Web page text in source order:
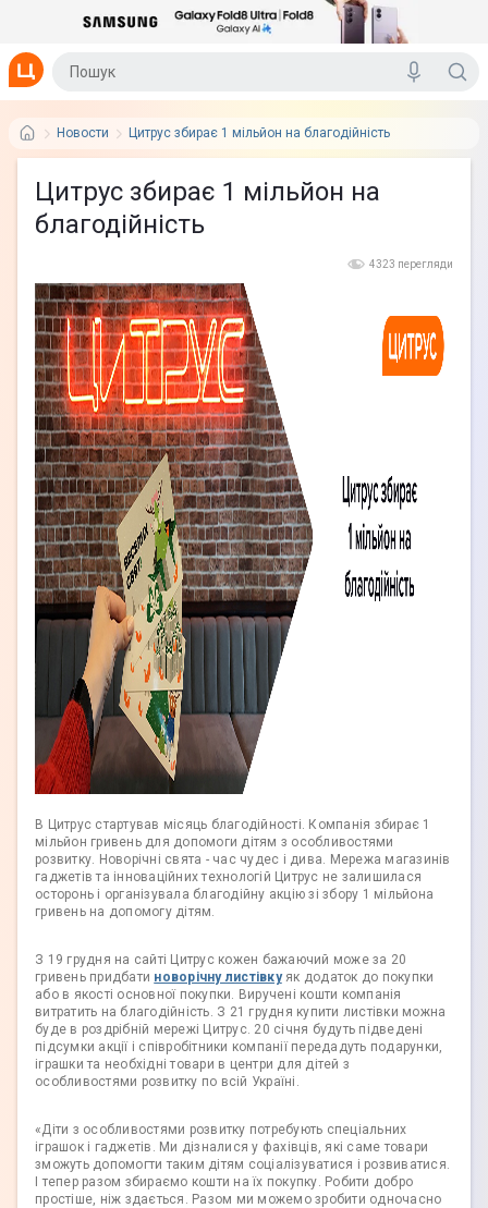
Новости Цитрус збирає 1 мільйон на благодійність
Цитрус збирає 1 мільйон на
благодійність
4323 перегляди
В Цитрус стартував місяць благодійності. Компанія збирає 1
мільйон гривень для допомоги дітям з особливостями
розвитку. Новорічні свята - час чудес і дива. Мережа магазинів
гаджетів та інноваційних технологій Цитрус не залишилася
осторонь і організувала благодійну акцію зі збору 1 мільйона
гривень на допомогу дітям.
З 19 грудня на сайті Цитрус кожен бажаючий може за 20
гривень придбати новорічну листівкуяк додаток до покупки
або в якості основної покупки. Виручені кошти компанія
витратить на благодійність. З 21 грудня купити листівки можна
буде в роздрібній мережі Цитрус. 20 січня будуть підведені
підсумки акції і співробітники компанії передадуть подарунки,
іграшки та необхідні товари в центри для дітей з
особливостями розвитку по всій Україні.
«Діти з особливостями розвитку потребують спеціальних
іграшок і гаджетів. Ми дізналися у фахівців, які саме товари
зможуть допомогти таким дітям соціалізуватися і розвиватися.
І тепер разом збираємо кошти на їх покупку. Робити добро
простіше, ніж здається. Разом ми можемо зробити одночасно